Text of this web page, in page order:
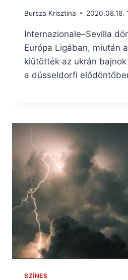
Bursza Krisztina 2020.08.18.
Internazionale–Sevilla
Európa Ligában, miután
kiütötték az ukrán
a düsseldorfi
SZÍNES